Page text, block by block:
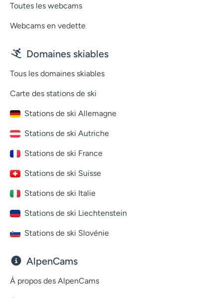
Toutes les webcams
Webcams en vedette
Domaines skiables
Tous les domaines skiables
Carte des stations de ski
Stations de ski Allemagne
Stations de ski Autriche
Stations de ski France
Stations de ski Suisse
Stations de ski Italie
Stations de ski Liechtenstein
Stations de ski Slovénie
AlpenCams
À propos des AlpenCams